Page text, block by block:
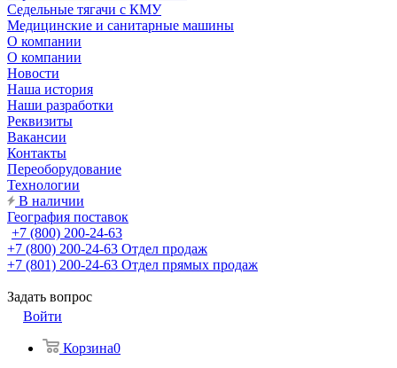
Седельные тягачи с КМУ
Медицинские и санитарные машины
О компании
О компании
Новости
Наша история
Наши разработки
Реквизиты
Вакансии
Контакты
Переоборудование
Технологии
В наличии
География поставок
+7 (800) 200-24-63
+7 (800) 200-24-63 Отдел продаж
+7 (801) 200-24-63 Отдел прямых продаж
Задать вопрос
Войти
Корзина0